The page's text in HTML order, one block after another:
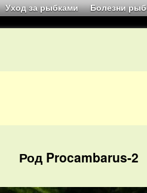
Уход за рыбками Болезни
Род Procambarus-2